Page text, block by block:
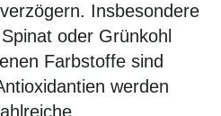
Insbesondere
oder Grünkohl
Farbstoffe sind
werden